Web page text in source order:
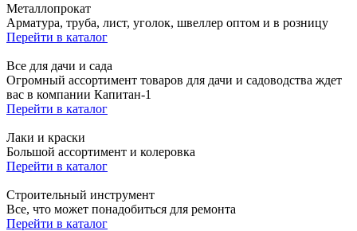
Металлопрокат
Арматура, труба, лист, уголок, швеллер оптом и в розницу
Перейти в каталог
Все для дачи и сада
Огромный ассортимент товаров для дачи и садоводства ждет
вас в компании Капитан-1
Перейти в каталог
Лаки и краски
Большой ассортимент и колеровка
Перейти в каталог
Строительный инструмент
Все, что может понадобиться для ремонта
Перейти в каталог